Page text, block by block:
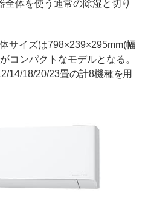
全体を使う通常の除湿と切り
サイズは798×239×295mm(幅
コンパクトなモデルとなる。
14/18/20/23畳の計8機種を用